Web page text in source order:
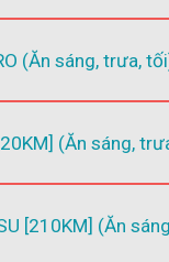
(Ăn sáng, trưa,
(Ăn sáng,
[210KM] (Ăn